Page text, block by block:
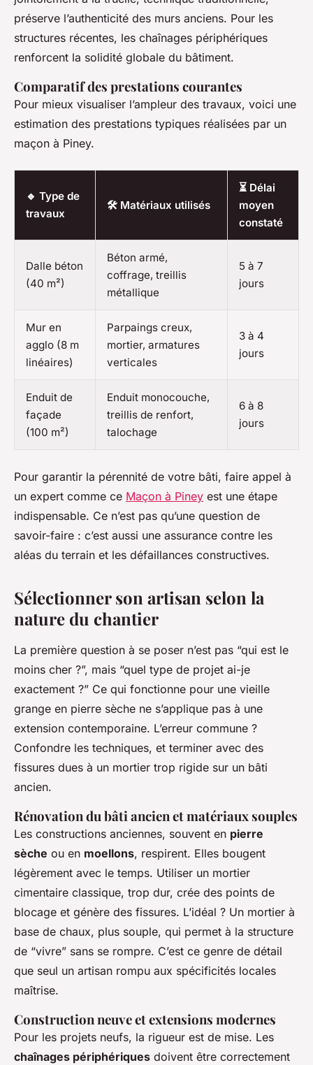
préserve l’authenticité des murs anciens. Pour les
structures récentes, les chaînages périphériques
renforcent la solidité globale du bâtiment.
Comparatif des prestations courantes
Pour mieux visualiser l’ampleur des travaux, voici une
estimation des prestations typiques réalisées par un
maçon à Piney.
🔹 Type de
travaux
🛠️ Matériaux utilisés
⏳ Délai
moyen
constaté
Dalle béton
(40 m²)
Béton armé,
coffrage, treillis
métallique
5 à 7
jours
Mur en
agglo (8 m
linéaires)
Parpaings creux,
mortier, armatures
verticales
3 à 4
jours
Enduit de
façade
(100 m²)
Enduit monocouche,
treillis de renfort,
talochage
6 à 8
jours
Pour garantir la pérennité de votre bâti, faire appel à
un expert comme ce Maçon à Piney est une étape
indispensable. Ce n’est pas qu’une question de
savoir-faire : c’est aussi une assurance contre les
aléas du terrain et les défaillances constructives.
Sélectionner son artisan selon la
nature du chantier
La première question à se poser n’est pas “qui est le
moins cher ?”, mais “quel type de projet ai-je
exactement ?” Ce qui fonctionne pour une vieille
grange en pierre sèche ne s’applique pas à une
extension contemporaine. L’erreur commune ?
Confondre les techniques, et terminer avec des
fissures dues à un mortier trop rigide sur un bâti
ancien.
Rénovation du bâti ancien et matériaux souples
Les constructions anciennes, souvent en pierre
sèche ou en moellons, respirent. Elles bougent
légèrement avec le temps. Utiliser un mortier
cimentaire classique, trop dur, crée des points de
blocage et génère des fissures. L’idéal ? Un mortier à
base de chaux, plus souple, qui permet à la structure
de “vivre” sans se rompre. C’est ce genre de détail
que seul un artisan rompu aux spécificités locales
maîtrise.
Construction neuve et extensions modernes
Pour les projets neufs, la rigueur est de mise. Les
chaînages périphériques doivent être correctement